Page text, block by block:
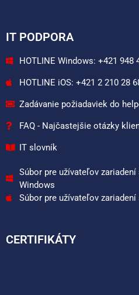
IT PODPORA
HOTLINE Windows: +421 948
HOTLINE iOS: +421 2 210 28
Zadávanie požiadaviek do
FAQ - Najčastejšie otázky
IT slovník
Súbor pre užívateľov
Windows
Súbor pre užívateľov
CERTIFIKÁTY